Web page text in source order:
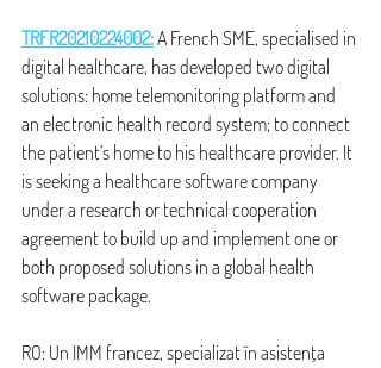
TRFR20210224002: A French SME, specialised in
digital healthcare, has developed two digital
solutions: home telemonitoring platform and
an electronic health record system; to connect
the patient’s home to his healthcare provider. It
is seeking a healthcare software company
under a research or technical cooperation
agreement to build up and implement one or
both proposed solutions in a global health
software package.
RO: Un IMM francez, specializat în asistența